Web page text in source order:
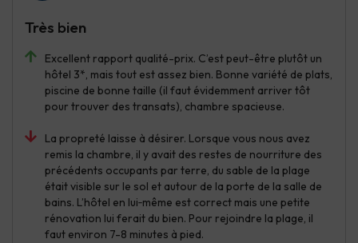
Excellent rapport qualité-prix. C’est peut-être plutôt un
hôtel 3*, mais tout est assez bien. Bonne variété de plats,
piscine de bonne taille (il faut évidemment arriver tôt
pour trouver des transats), chambre spacieuse.
La propreté laisse à désirer. Lorsque vous nous avez
remis la chambre, il y avait des restes de nourriture des
précédents occupants par terre, du sable de la plage
était visible sur le sol et autour de la porte de la salle de
bains. L’hôtel en lui‑même est correct mais une petite
rénovation lui ferait du bien. Pour rejoindre la plage, il
faut environ 7-8 minutes à pied.
Très bien